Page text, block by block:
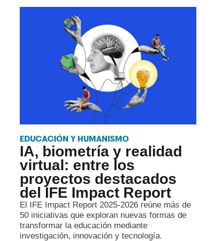
EDUCACIÓN Y HUMANISMO
IA, biometría y realidad
virtual: entre los
proyectos destacados
del IFE Impact Report
El IFE Impact Report 2025-2026 reúne más de
50 iniciativas que exploran nuevas formas de
transformar la educación mediante
investigación, innovación y tecnología.